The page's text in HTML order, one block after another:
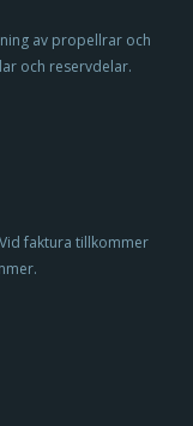
av propellrar och
och reservdelar.
faktura tillkommer